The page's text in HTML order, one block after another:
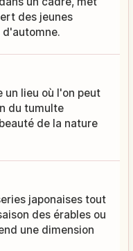
des jeunes
un lieu où l'on peut
du tumulte
de la nature
japonaises tout
des érables ou
une dimension